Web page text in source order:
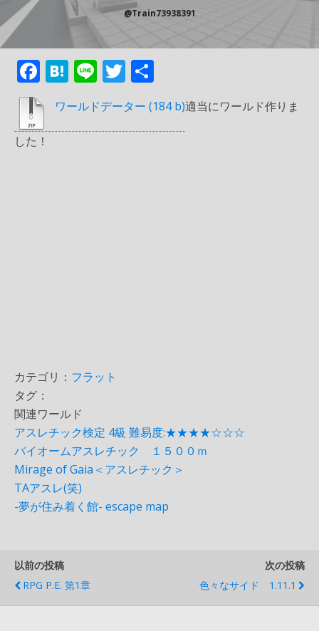
@train73938391
F
e
b
H
e
n
Li
n
e
T
w
itt
er
有
ワールドデーター 適当にワールド作りま
した！
カテゴリ： フラット
タグ：
関連ワールド
アスレチック検定 4級 難易度:★★★★☆☆☆
バイオームアスレチック １５００ｍ
Mirage of Gaia＜アスレチック＞
TAアスレ(笑)
-夢が住み着く館- escape map
以前の投稿
RPG P.E. 第1章
次の投稿
色々なサイド 1.11.1